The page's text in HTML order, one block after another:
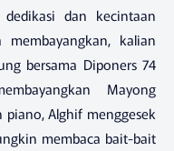
dan kecintaan
kalian
bersama Diponers 74
Mayong
Alghif menggesek
membaca bait-bait